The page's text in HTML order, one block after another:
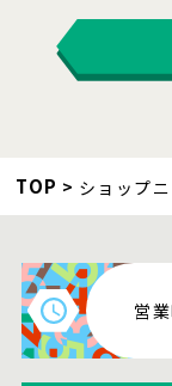
TOP ショップ
営